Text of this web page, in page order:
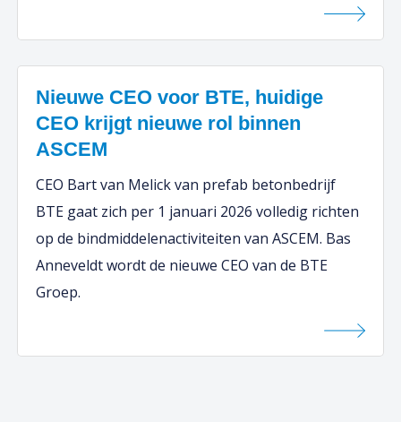
Nieuwe CEO voor BTE, huidige
CEO krijgt nieuwe rol binnen
ASCEM
CEO Bart van Melick van prefab betonbedrijf
BTE gaat zich per 1 januari 2026 volledig richten
op de bindmiddelenactiviteiten van ASCEM. Bas
Anneveldt wordt de nieuwe CEO van de BTE
Groep.